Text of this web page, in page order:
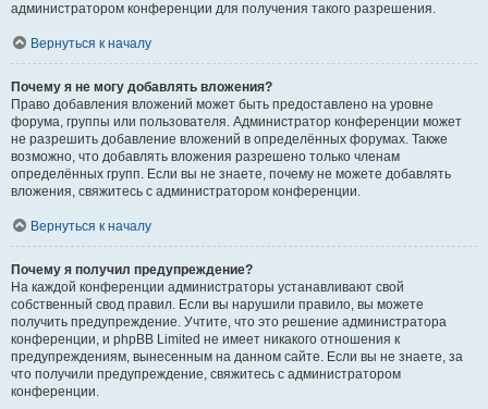
администратором конференции для получения такого разрешения.
Вернуться к началу
Почему я не могу добавлять вложения?
Право добавления вложений может быть предоставлено на уровне
форума, группы или пользователя. Администратор конференции может
не разрешить добавление вложений в определённых форумах. Также
возможно, что добавлять вложения разрешено только членам
определённых групп. Если вы не знаете, почему не можете добавлять
вложения, свяжитесь с администратором конференции.
Вернуться к началу
Почему я получил предупреждение?
На каждой конференции администраторы устанавливают свой
собственный свод правил. Если вы нарушили правило, вы можете
получить предупреждение. Учтите, что это решение администратора
конференции, и phpBB Limited не имеет никакого отношения к
предупреждениям, вынесенным на данном сайте. Если вы не знаете, за
что получили предупреждение, свяжитесь с администратором
конференции.